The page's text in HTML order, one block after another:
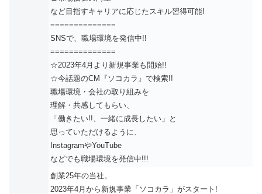
など目指すキャリアに応じたスキル習得可能!
==============
SNSで、職場環境を発信中!!
==============
☆2023年4月より新規事業も開始!!
☆今話題のCM『ソコカラ』で検索!!
職場環境・会社の取り組みを
理解・共感してもらい、
「働きたい!!、一緒に成長したい」と
思っていただけるように、
InstagramやYouTube
などでも職場環境を発信中!!!
創業25年の当社。
2023年4月から新規事業「ソコカラ」がスタート!